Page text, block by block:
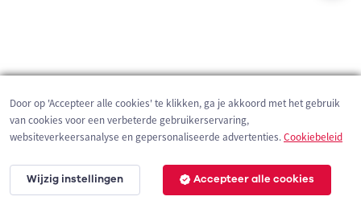
200 m
Door op 'Accepteer alle cookies' te klikken, ga je akkoord met het gebruik
van cookies voor een verbeterde gebruikerservaring,
websiteverkeersanalyse en gepersonaliseerde advertenties.Cookiebeleid
Wijzig instellingen Accepteer alle cookies